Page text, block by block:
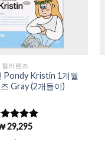
Add to
Wishlist
컬러렌즈
Pondy Kristin 1개월
Gray (2개들이)
중에서
로 평
29,295